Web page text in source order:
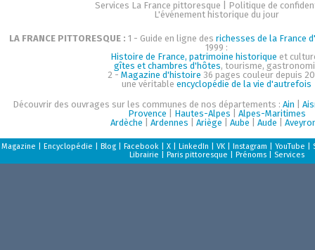
Services La France pittoresque
Politique de
L'événement historique du jour
LA FRANCE PITTORESQUE : 1 - Guide en ligne des richesses de la France
1999 :
Histoire de France, patrimoine historique et
gîtes et chambres d'hôtes, tourisme,
2 - Magazine d'histoire 36 pages couleur depuis
une véritable encyclopédie de la vie d'autrefois
Découvrir des ouvrages sur les communes de nos départements : Ain
Provence
Hautes-Alpes
Alpes-Maritimes
Ardèche
Ardennes Ariège Aube Aude
Magazine Encyclopédie Blog| Facebook| X| LinkedIn VK| Instagram YouTube
Librairie
Paris pittoresque Prénoms| Services